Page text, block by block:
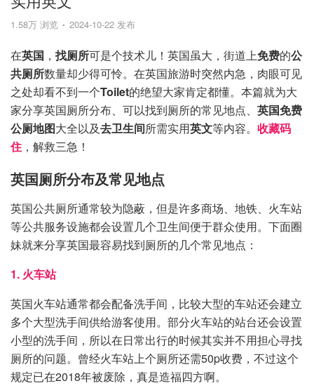
1.58万 浏览 2024-10-22 发布
在英国 ， 找厕所可是个技术儿！英国虽大，街道上免费的公
共厕所数量却少得可怜。在英国旅游时突然内急，肉眼可见
之处却看不到一个Toilet的绝望大家肯定都懂。本篇就为大
家分享英国厕所分布、可以找到厕所的常见地点、 英国免费
公厕地图大全以及去卫生间所需实用英文等内容。 收藏码
住 ，解救三急！
英国厕所分布及常见地点
英国公共厕所通常较为隐蔽，但是许多商场、地铁、火车站
等公共服务设施都会设置几个卫生间便于群众使用。下面圈
妹就来分享英国最容易找到厕所的几个常见地点：
1. 火车站
英国火车站通常都会配备洗手间，比较大型的车站还会建立
多个大型洗手间供给游客使用。部分火车站的站台还会设置
小型的洗手间，所以在日常出行的时候其实并不用担心寻找
厕所的问题。曾经火车站上个厕所还需50p收费，不过这个
规定已在2018年被废除，真是造福四方啊。